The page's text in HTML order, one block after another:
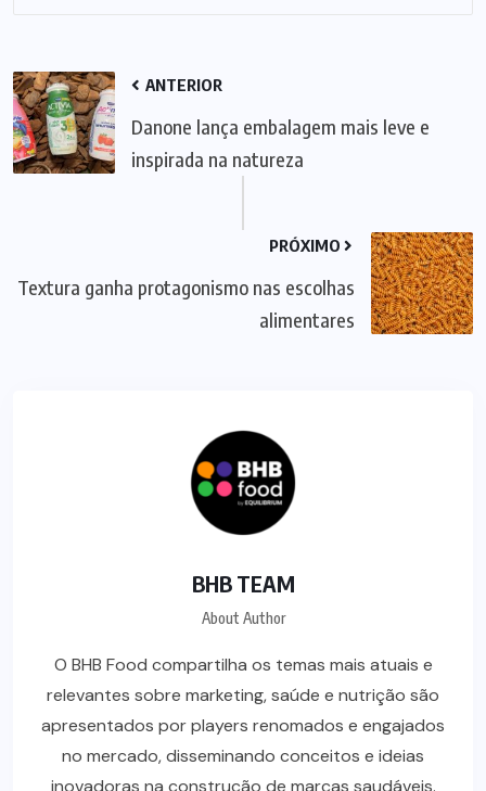
ANTERIOR
Danone lança embalagem mais leve e
inspirada na natureza
PRÓXIMO
Textura ganha protagonismo nas escolhas
alimentares
BHB TEAM
About Author
O BHB Food compartilha os temas mais atuais e
relevantes sobre marketing, saúde e nutrição são
apresentados por players renomados e engajados
no mercado, disseminando conceitos e ideias
inovadoras na construção de marcas saudáveis.